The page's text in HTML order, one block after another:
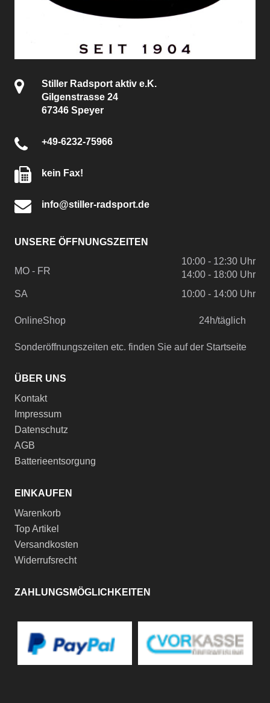
Stiller Radsport aktiv e.K.
Gilgenstrasse 24
67346 Speyer
+49-6232-75966
kein Fax!
info@stiller-radsport.de
UNSERE ÖFFNUNGSZEITEN
MO - FR
10:00 - 12:30 Uhr
14:00 - 18:00 Uhr
SA
10:00 - 14:00 Uhr
OnlineShop 24h/täglich
Sonderöffnungszeiten etc. finden Sie auf der Startseite
ÜBER UNS
Kontakt
Impressum
Datenschutz
AGB
Batterieentsorgung
EINKAUFEN
Warenkorb
Top Artikel
Versandkosten
Widerrufsrecht
ZAHLUNGSMÖGLICHKEITEN